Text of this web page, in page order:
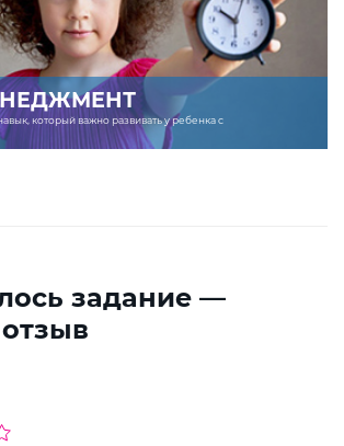
который важно развивать у ребенка с
задание —